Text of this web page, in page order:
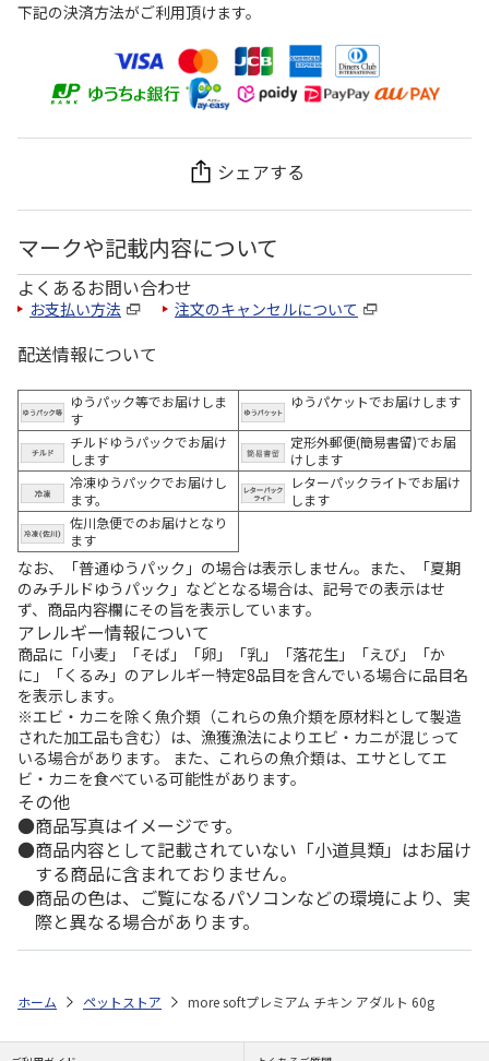
下記の決済方法がご利用頂けます。
シェアする
マークや記載内容について
よくあるお問い合わせ
お支払い方法 注文のキャンセルについて
配送情報について
ゆうパック等でお届けしま
す
ゆうパケットでお届けします
チルドゆうパックでお届け
します
定形外郵便(簡易書留)でお届
けします
冷凍ゆうパックでお届けし
ます。
レターパックライトでお届け
します
佐川急便でのお届けとなり
ます
なお、「普通ゆうパック」の場合は表示しません。また、「夏期
のみチルドゆうパック」などとなる場合は、記号での表示はせ
ず、商品内容欄にその旨を表示しています。
アレルギー情報について
商品に「小麦」「そば」「卵」「乳」「落花生」「えび」「か
に」「くるみ」のアレルギー特定8品目を含んでいる場合に品目名
を表示します。
※エビ・カニを除く魚介類（これらの魚介類を原材料として製造
された加工品も含む）は、漁獲漁法によりエビ・カニが混じって
いる場合があります。 また、これらの魚介類は、エサとしてエ
ビ・カニを食べている可能性があります。
その他
商品写真はイメージです。
商品内容として記載されていない「小道具類」はお届け
する商品に含まれておりません。
商品の色は、ご覧になるパソコンなどの環境により、実
際と異なる場合があります。
ホーム ペットストア more softプレミアム チキン アダルト 60g